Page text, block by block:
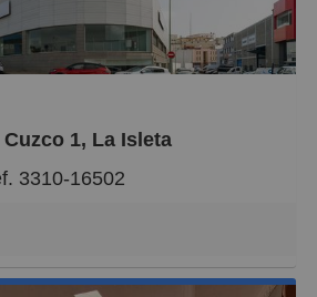
1, La Isleta
3310-16502